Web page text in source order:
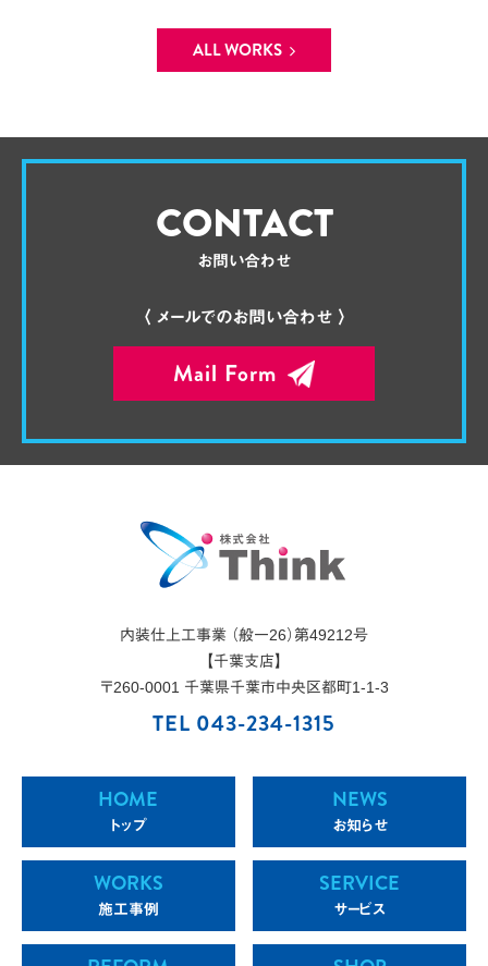
ALL WORKS
CONTACT
お問い合わせ
〈 メールでのお問い合わせ 〉
Mail Form
内装仕上工事業 （般一26）第49212号
【千葉支店】
〒260-0001 千葉県千葉市中央区都町1-1-3
TEL 043-234-1315
HOME
トップ
NEWS
お知らせ
WORKS
施工事例
SERVICE
サービス